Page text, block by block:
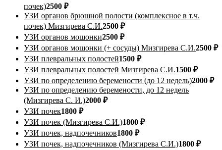
почек)2500 ₽
УЗИ органов брюшной полости (комплексное в т.ч.
почек) Мизгирева С.И.2500 ₽
УЗИ органов мошонки2500 ₽
УЗИ органов мошонки (+ сосуды) Мизгирева С.И.2500 ₽
УЗИ плевральных полостей1500 ₽
УЗИ плевральных полостей Мизгирева С.И.1500 ₽
УЗИ по определению беремености (до 12 недель)2000 ₽
УЗИ по определению беремености, до 12 недель
(Мизгирева С. И.)2000 ₽
УЗИ почек1800 ₽
УЗИ почек (Мизгирева С.И.)1800 ₽
УЗИ почек, надпочечников1800 ₽
УЗИ почек, надпочечников (Мизгирева С.И.)1800 ₽